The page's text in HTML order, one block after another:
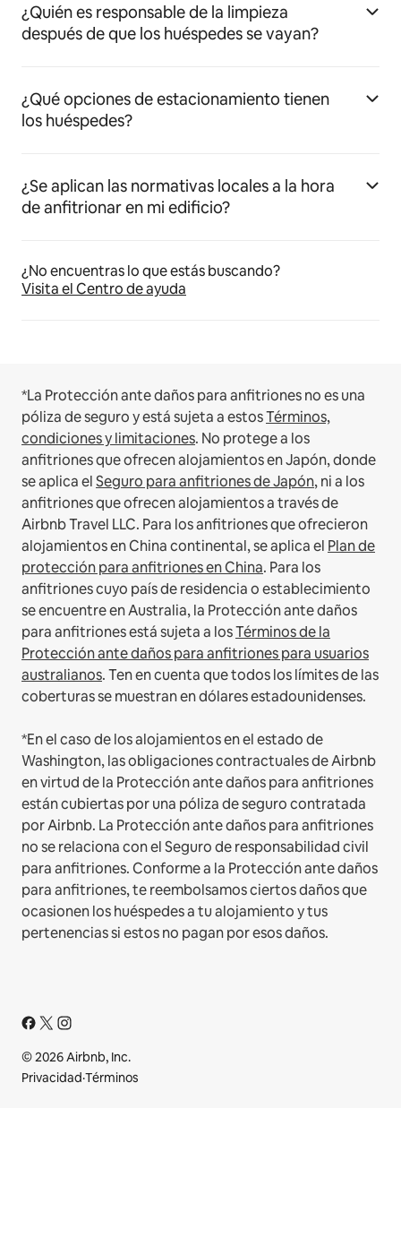
¿Quién es responsable de la limpieza
después de que los huéspedes se vayan?
¿Qué opciones de estacionamiento tienen
los huéspedes?
¿Se aplican las normativas locales a la hora
de anfitrionar en mi edificio?
¿No encuentras lo que estás buscando?
Visita el Centro de ayuda
*La Protección ante daños para anfitriones no es una
póliza de seguro y está sujeta a estosTérminos,
condiciones y limitaciones. No protege a los
anfitriones que ofrecen alojamientos en Japón, donde
se aplica elSeguro para anfitriones de Japón, ni a los
anfitriones que ofrecen alojamientos a través de
Airbnb Travel LLC. Para los anfitriones que ofrecieron
alojamientos en China continental, se aplica el Plan de
protección para anfitriones en China. Para los
anfitriones cuyo país de residencia o establecimiento
se encuentre en Australia, la Protección ante daños
para anfitriones está sujeta a losTérminos de la
Protección ante daños para anfitriones para usuarios
australianos. Ten en cuenta que todos los límites de las
coberturas se muestran en dólares estadounidenses.
*En el caso de los alojamientos en el estado de
Washington, las obligaciones contractuales de Airbnb
en virtud de la Protección ante daños para anfitriones
están cubiertas por una póliza de seguro contratada
por Airbnb. La Protección ante daños para anfitriones
no se relaciona con el Seguro de responsabilidad civil
para anfitriones. Conforme a la Protección ante daños
para anfitriones, te reembolsamos ciertos daños que
ocasionen los huéspedes a tu alojamiento y tus
pertenencias si estos no pagan por esos daños.
© 2026 Airbnb, Inc.
Privacidad·Términos